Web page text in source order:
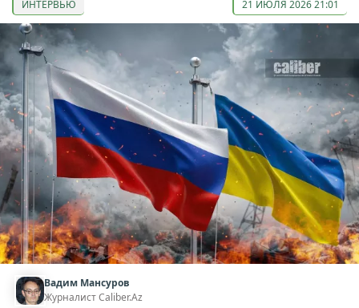
ИНТЕРВЬЮ 21 ИЮЛЯ 2026 21:01
Вадим Мансуров
Журналист Caliber.Az